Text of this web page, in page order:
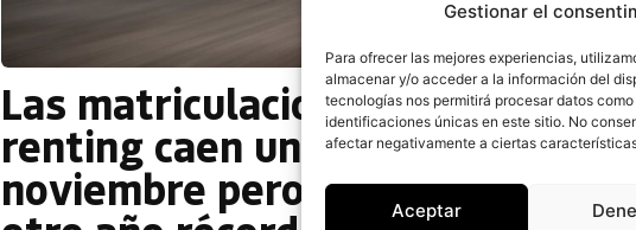
Gestionar el
Para ofrecer las mejores experiencias,
almacenar y/o acceder a la información del
tecnologías nos permitirá procesar datos
identificaciones únicas en este sitio. No
afectar negativamente a ciertas
Aceptar
Las matriculaciones de
renting caen un 15% en
noviembre pero certifican